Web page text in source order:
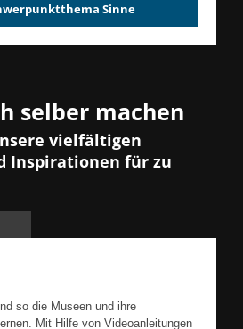
Sinne
selber machen
vielfältigen
Inspirationen für zu
so die Museen und ihre
Mit Hilfe von Videoanleitungen